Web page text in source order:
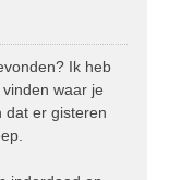
Ik heb
waar je
dat er gisteren